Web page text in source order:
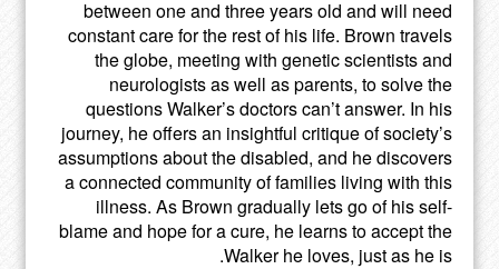
between one and three years old and will need
constant care for the rest of his life. Brown travels
the globe, meeting with genetic scientists and
neurologists as well as parents, to solve the
questions Walker’s doctors can’t answer. In his
journey, he offers an insightful critique of society’s
assumptions about the disabled, and he discovers
a connected community of families living with this
illness. As Brown gradually lets go of his self-
blame and hope for a cure, he learns to accept the
Walker he loves, just as he is.